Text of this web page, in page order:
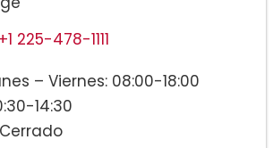
+1 225-478-1111
– Viernes: 08:00-18:00
14:30